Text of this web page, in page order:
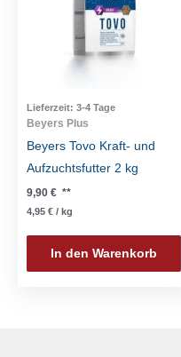
Lieferzeit: 3-4 Tage
Beyers Plus
Beyers Tovo Kraft- und
Aufzuchtsfutter 2 kg
9,90 € **
4,95 € / kg
In den Warenkorb